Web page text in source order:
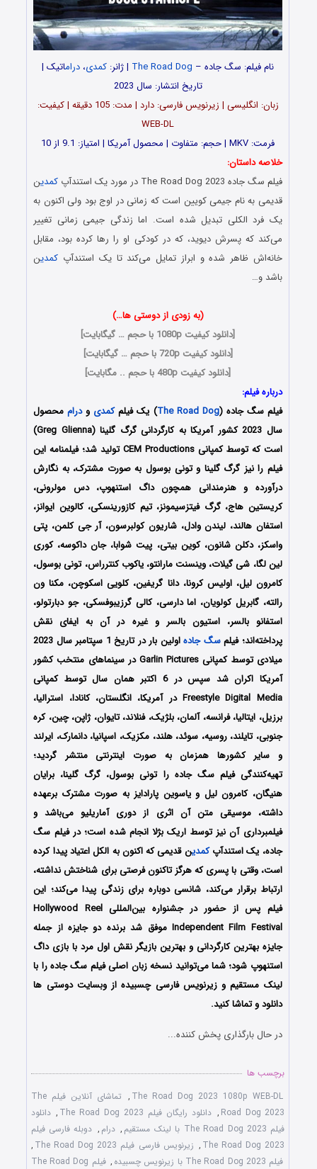
نام فیلم: سگ جاده – The Road Dog | ژانر: کمدی، دراماتیک |
تاریخ انتشار: سال 2023
زبان: انگلیسی | زیرنویس فارسی: دارد | مدت: 105 دقیقه | کیفیت:
WEB-DL
فرمت: MKV | حجم: متفاوت | محصول آمریکا | امتیاز: 9.1 از 10
خلاصه داستان:
فیلم سگ جاده The Road Dog 2023 در مورد یک استندآپ
کمدین
قدیمی به نام جیمی کویین است که زمانی در اوج بود ولی اکنون به
یک فرد الکلی تبدیل شده است. اما زندگی جیمی زمانی تغییر
می‌کند که پسرش دیوید، که در کودکی او را رها کرده بود، مقابل
خانه‌اش ظاهر شده و ابراز تمایل می‌کند تا یک استندآپ کمدین
باشد و…
(به زودی از دوستی ها…)
[دانلود کیفیت 1080p با حجم … گیگابایت
]
[دانلود کیفیت 720p با حجم … گیگابایت
]
[دانلود کیفیت 480p با حجم .. مگابایت
]
درباره فیلم:
فیلم سگ جاده (The Road Dog) یک فیلمکمدی ودراممحصول
سال 2023 کشور آمریکا به کارگردانی گرگ گلینا (Greg Glienna)
است که توسط کمپانی CEM Productions تولید شد؛ فیلمنامه این
فیلم را نیز گرگ گلینا و تونی بوسول به صورت مشترک، به نگارش
درآورده و هنرمندانی همچون داگ استنهوپ، دس مولرونی،
کریستین هاج، گرگ فیتزسیمونز، تیم کازورینسکی، کالوین ایوانز،
استفان هالند، لیندن وادل، شاریون کولبرسون، آر جی کلمن، پتی
واسکز، دکلن شانون، کوین بیتی، پیت شوابا، جان داکوسه، کوری
لین لگا، شی گیلات، وینسنت مارانتو، یاکوب کنترراس، تونی بوسول،
کامرون لیل، اولیس کرونا، دانا گریفین، کلویی اسکوچن، مکنا ون
رالته، گابریل کولویان، اما دارسی، کالی گرزیبوفسکی، جو دبارتولو،
استفانو بالسر، استیون بالسر و غیره در آن به ایفای نقش
پرداخته‌اند؛ فیلمسگ جاده
اولین بار در تاریخ 1 سپتامبر سال 2023
میلادی توسط کمپانی Garlin Pictures در سینماهای منتخب کشور
آمریکا اکران شد سپس در 6 اکتبر همان سال توسط کمپانی
Freestyle Digital Media در آمریکا، انگلستان، کانادا، استرالیا،
برزیل، ایتالیا، فرانسه، آلمان، بلژیک، فنلاند، تایوان، ژاپن، چین، کره
جنوبی، تایلند، روسیه، سوئد، هلند، مکزیک، اسپانیا، دانمارک، ایرلند
و سایر کشورها همزمان به صورت اینترنتی منتشر گردید؛
تهیه‌کنندگی فیلم سگ جاده را تونی بوسول، گرگ گلینا، برایان
هنیگان، کامرون لیل و یاسوین پارادایز به صورت مشترک برعهده
داشته، موسیقی متن آن اثری از دوری آماریلیو می‌باشد و
فیلمبرداری آن نیز توسط اریک بژلا انجام شده است؛ در فیلم سگ
جاده، یک استندآپکمدین قدیمی که اکنون به الکل اعتیاد پیدا کرده
است، وقتی با پسری که هرگز تاکنون فرصتی برای شناختش نداشته،
ارتباط برقرار می‌کند، شانسی دوباره برای زندگی پیدا می‌کند؛ این
فیلم پس از حضور در جشنواره بین‌المللی Hollywood Reel
Independent Film Festival موفق شد برنده دو جایزه از جمله
جایزه بهترین کارگردانی و بهترین بازیگر نقش اول مرد با بازی داگ
استنهوپ شود؛ شما می‌توانید نسخه زبان اصلی فیلم سگ جاده را با
‌لینک مستقیم و زیرنویس فارسی چسبیده از وبسایت دوستی ها
دانلود و تماشا کنید.
در حال بارگذاری پخش کننده...
برچسب ها
The Road Dog 2023 1080p WEB-DL
,
تماشای آنلاین فیلم The
Road Dog 2023
, دانلود رایگان فیلم The Road Dog 2023 , دانلود
فیلم The Road Dog 2023 با لینک مستقیم
, درام , دوبله فارسی فیلم
The Road Dog 2023
, زیرنویس فارسی فیلم The Road Dog 2023
,
فیلم The Road Dog 2023 با زیرنویس چسبیده
, فیلم The Road Dog